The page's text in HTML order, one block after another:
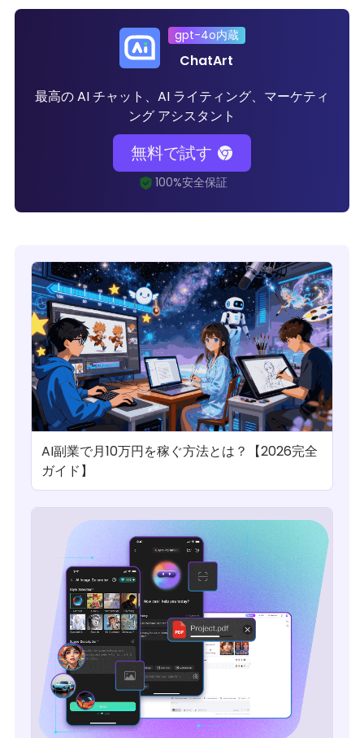
gpt-4o内蔵
ChatArt
最高の AI チャット、AI ライティング、マーケティ
ング アシスタント
無料で試す
AI副業で月10万円を稼ぐ方法とは？【2026完全
ガイド】